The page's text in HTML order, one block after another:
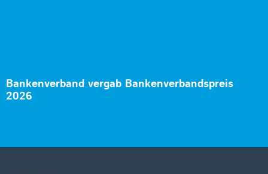
Bankenverband vergab Bankenverbandspreis
2026